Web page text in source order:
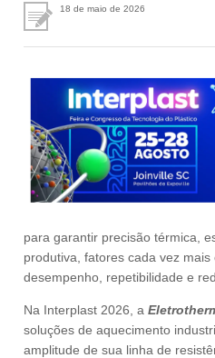
18 de maio de 2026
para garantir precisão térmica,
produtiva, fatores cada vez
desempenho, repetibilidade e
Na Interplast 2026, a
soluções de aquecimento
amplitude de sua linha de